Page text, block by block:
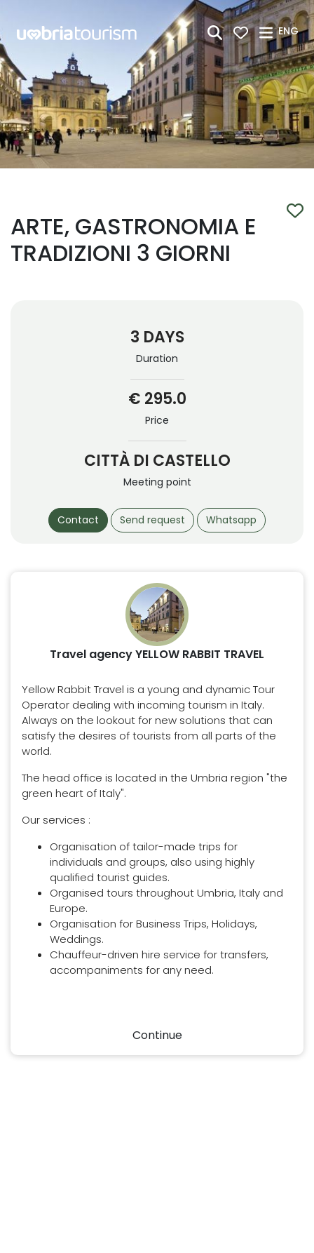
ENG
ARTE, GASTRONOMIA E
TRADIZIONI 3 GIORNI
3 DAYS
Duration
€ 295.0
Price
CITTÀ DI CASTELLO
Meeting point
Contact Send request Whatsapp
Travel agency YELLOW RABBIT TRAVEL
Yellow Rabbit Travel is a young and dynamic Tour
Operator dealing with incoming tourism in Italy.
Always on the lookout for new solutions that can
satisfy the desires of tourists from all parts of the
world.
The head office is located in the Umbria region "the
green heart of Italy".
Our services :
Organisation of tailor-made trips for
individuals and groups, also using highly
qualified tourist guides.
Organised tours throughout Umbria, Italy and
Europe.
Organisation for Business Trips, Holidays,
Weddings.
Chauffeur-driven hire service for transfers,
accompaniments for any need.
Continue